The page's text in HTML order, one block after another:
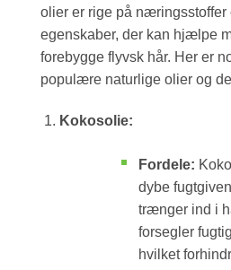
olier er rige på næringsstoffer
egenskaber, der kan hjælpe
forebygge flyvsk hår. Her er
populære naturlige olier og
Kokosolie:
Fordele:
dybe
trænger ind i
forsegler
hvilket